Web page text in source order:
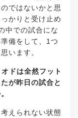
ではないかと思
かりと受け止め
中での試合にな
備をして、1つ
います。
ドは全然フット
が昨日の試合と
えられない状態